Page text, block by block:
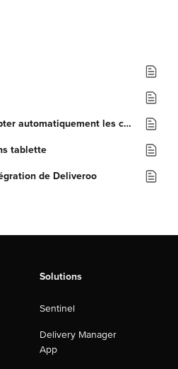
Deliveroo: comment accepter automatiquement les commandes?
tablette
de Deliveroo
Solutions
Sentinel
Delivery Manager
App